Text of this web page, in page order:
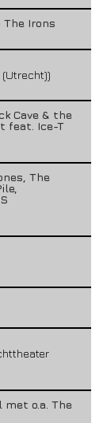
The Irons
Cave & the
feat. Ice-T
The
met o.a. The